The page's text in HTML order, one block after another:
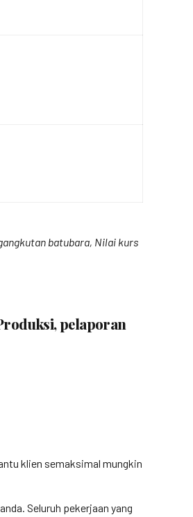
batubara, Nilai kurs
pelaporan
klien semaksimal mungkin
Seluruh pekerjaan yang